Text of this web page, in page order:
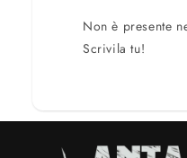
Non è presente
Scrivila tu!